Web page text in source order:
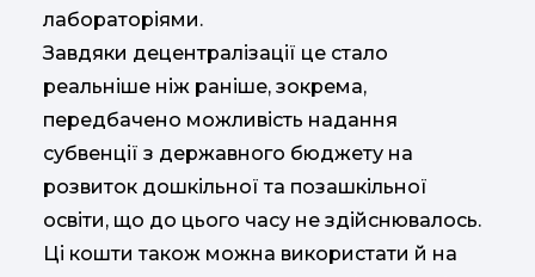
лабораторіями.
Завдяки децентралізації це стало
реальніше ніж раніше, зокрема,
передбачено можливість надання
субвенції з державного бюджету на
розвиток дошкільної та позашкільної
освіти, що до цього часу не здійснювалось.
Ці кошти також можна використати й на